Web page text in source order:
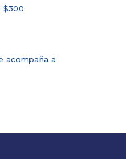
$300
acompaña a